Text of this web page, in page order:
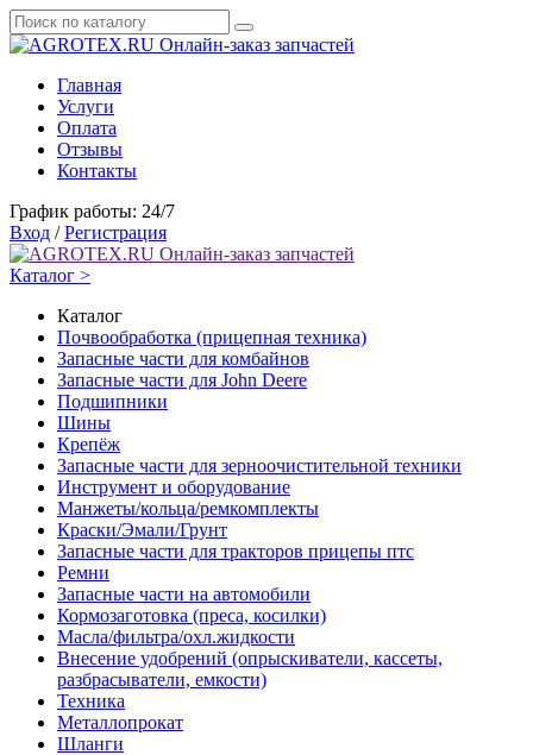
Онлайн-заказ запчастей
Главная
Услуги
Оплата
Отзывы
Контакты
График работы: 24/7
Вход / Регистрация
Онлайн-заказ запчастей
Каталог >
Каталог
Почвообработка (прицепная техника)
Запасные части для комбайнов
Запасные части для John Deere
Подшипники
Шины
Крепёж
Запасные части для зерноочистительной техники
Инструмент и оборудование
Манжеты/кольца/ремкомплекты
Краски/Эмали/Грунт
Запасные части для тракторов прицепы птс
Ремни
Запасные части на автомобили
Кормозаготовка (преса, косилки)
Масла/фильтра/охл.жидкости
Внесение удобрений (опрыскиватели, кассеты,
разбрасыватели, емкости)
Техника
Металлопрокат
Шланги